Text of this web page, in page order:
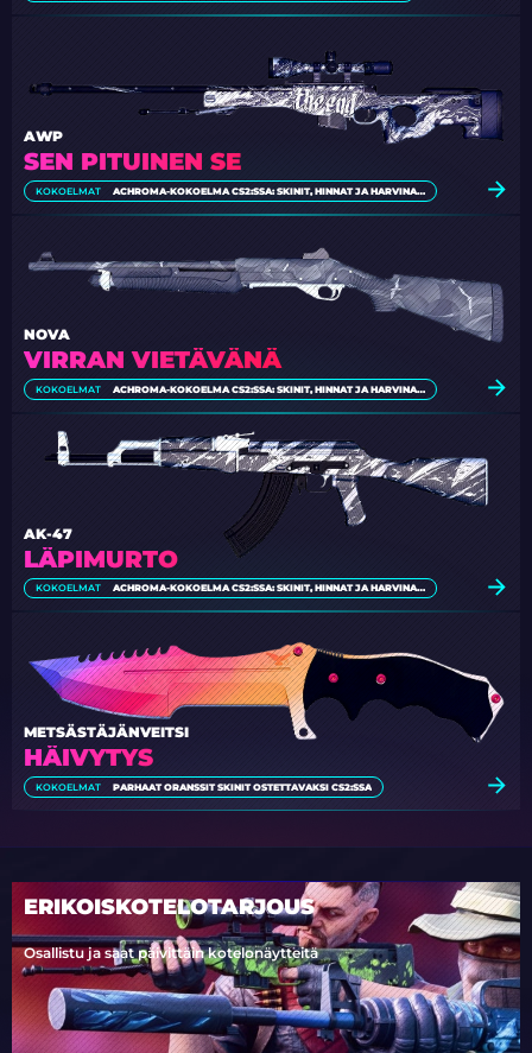
SEN PITUINEN SE
AWP
KOKOELMAT ACHROMA-KOKOELMA CS2:SSA: SKINIT, HINNAT JA HARVINAISUUS
VIRRAN VIETÄVÄNÄ
NOVA
KOKOELMAT ACHROMA-KOKOELMA CS2:SSA: SKINIT, HINNAT JA HARVINAISUUS
LÄPIMURTO
AK-47
KOKOELMAT ACHROMA-KOKOELMA CS2:SSA: SKINIT, HINNAT JA HARVINAISUUS
HÄIVYTYS
METSÄSTÄJÄNVEITSI
KOKOELMAT PARHAAT ORANSSIT SKINIT OSTETTAVAKSI CS2:SSA
ERIKOISKOTELOTARJOUS
Osallistu ja saat päivittäin kotelonäytteitä